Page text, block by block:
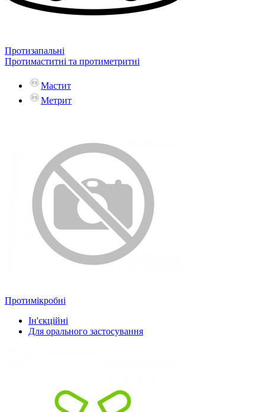
Протизапальні
Протимаститні та протиметритні
Мастит
Метрит
Протимікробні
Ін'єкційні
Для орального застосування